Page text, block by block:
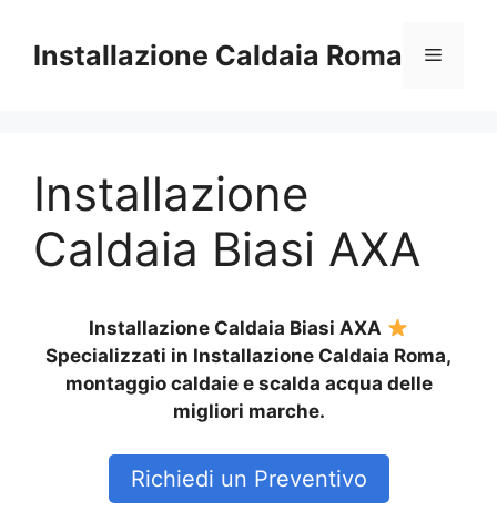
contenuto
Installazione Caldaia Roma Menu
Installazione
Caldaia Biasi AXA
Installazione Caldaia Biasi AXA
Specializzati in Installazione Caldaia Roma,
montaggio caldaie e scalda acqua delle
migliori marche.
Richiedi un Preventivo